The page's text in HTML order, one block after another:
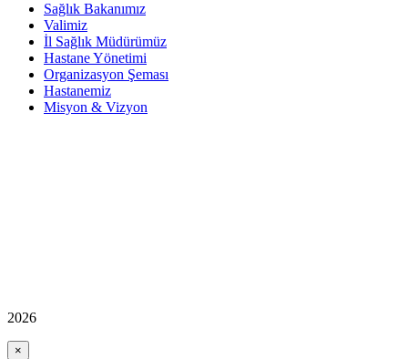
Sağlık Bakanımız
Valimiz
İl Sağlık Müdürümüz
Hastane Yönetimi
Organizasyon Şeması
Hastanemiz
Misyon & Vizyon
2026
×